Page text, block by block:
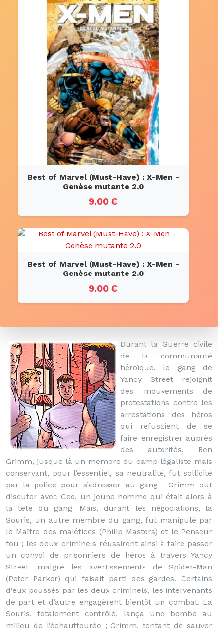
Best of Marvel (Must-Have) : X-Men -
Genèse mutante 2.0
9.00 €
Best of Marvel (Must-Have) : X-Men -
Genèse mutante 2.0
9.00 €
Durant la Guerre civile
de la communauté
héroïque, le gang de
Yancy Street rejoignit
des mouvements de
protestations contre les
arrestations des héros
qui refusaient de se
faire enregistrer auprès
des autorités. Ben
Grimm, jusque là un membre du camp légaliste mais
conservant, pour l’essentiel, sa neutralité, fut sollicité
par la police pour s’adresser au gang ; Grimm put
discuter avec Cee, un jeune homme qui était alors à
la tête du gang. Mais, durant les négociations, la
Souris, un autre membre du gang, fut manipulé par
le Maître des maléfices (Philip Masters) et le Penseur
fou ; les deux criminels réussirent ainsi à faire passer
un convoi de prisonniers de héros à travers Yancy
Street, malgré les avertissements de Spider-Man
(Peter Parker) qui faisait parti des gardes. Certains
d’eux poussés par les deux criminels, les intervenants
de part et d’autre engagèrent bientôt un combat. La
Souris, totalement contrôlé, lança une bombe au
milieu de l’échauffourée ; Grimm, tentant de sauver